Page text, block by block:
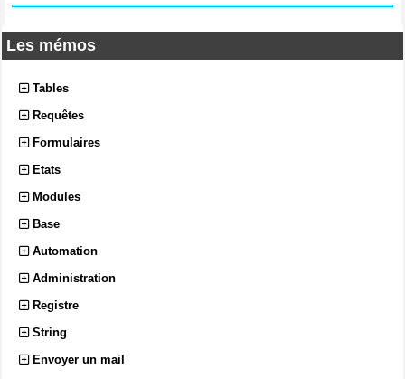
Les mémos
Tables
Requêtes
Formulaires
Etats
Modules
Base
Automation
Administration
Registre
String
Envoyer un mail